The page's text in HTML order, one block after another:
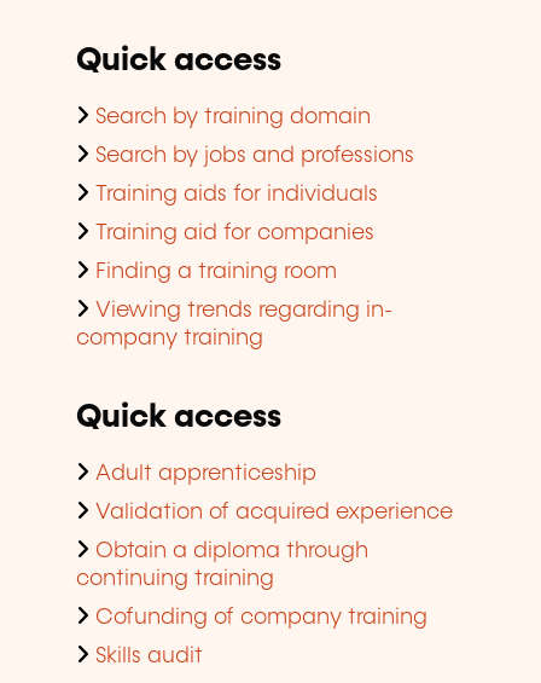
Quick access
Search by training domain
Search by jobs and professions
Training aids for individuals
Training aid for companies
Finding a training room
Viewing trends regarding in-
company training
Quick access
Adult apprenticeship
Validation of acquired experience
Obtain a diploma through
continuing training
Cofunding of company training
Skills audit